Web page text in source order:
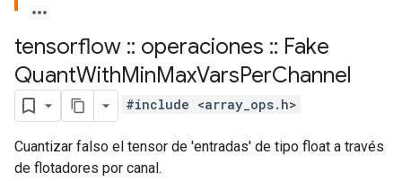
tensorflow :: operaciones :: Fake
QuantWithMinMaxVarsPerChannel
#include <array_ops.h>
Cuantizar falso el tensor de 'entradas' de tipo float a través
de flotadores por canal.